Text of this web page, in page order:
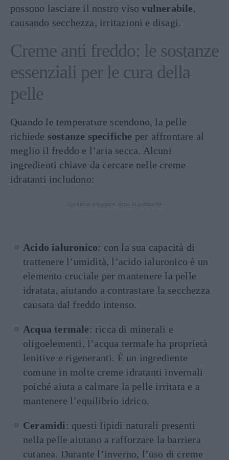
possono lasciare il nostro visovulnerabile,
causando secchezza, irritazioni e disagi.
Creme anti freddo: le sostanze
essenziali per le cura della
pelle
Quando le temperature scendono, la pelle
richiede sostanze specifiche per affrontare al
meglio il freddo e l’aria secca. Alcuni
ingredienti chiave da cercare nelle creme
idratanti includono:
Acido ialuronico: con la sua capacità di
trattenere l’umidità, l’acido ialuronico è un
elemento cruciale per mantenere la pelle
idratata, aiutando a contrastare la secchezza
causata dal freddo intenso.
Acqua termale: ricca di minerali e
oligoelementi, l’acqua termale ha proprietà
lenitive e rigeneranti. È un ingrediente
comune in molte creme idratanti invernali
poiché aiuta a calmare la pelle irritata e a
mantenere l’equilibrio idrico.
Ceramidi : questi lipidi naturali presenti
nella pelle aiutano a rafforzare la barriera
cutanea. Durante l’inverno, l’uso di creme